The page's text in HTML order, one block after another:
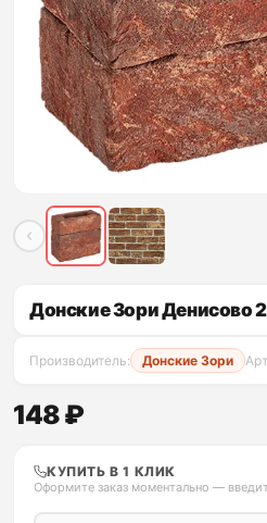
Донские Зори Денисово
Производитель: Донские Зори
148 ₽
КУПИТЬ В 1 КЛИК
Оформите заказ моментально —